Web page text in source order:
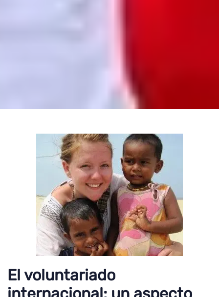
El voluntariado